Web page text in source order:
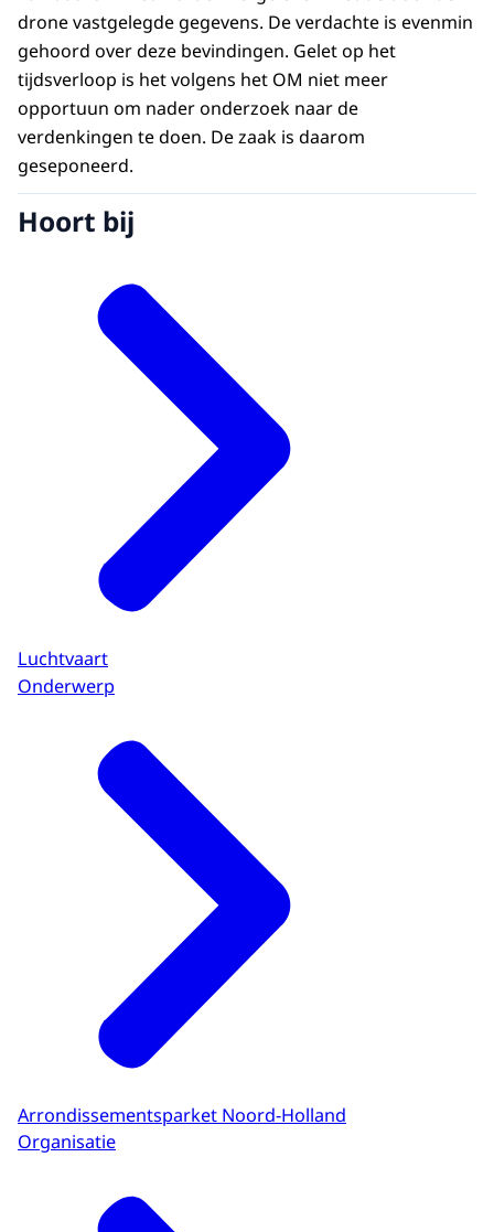
drone vastgelegde gegevens. De verdachte is evenmin
gehoord over deze bevindingen. Gelet op het
tijdsverloop is het volgens het OM niet meer
opportuun om nader onderzoek naar de
verdenkingen te doen. De zaak is daarom
geseponeerd.
Hoort bij
Luchtvaart
Onderwerp
Arrondissementsparket Noord-Holland
Organisatie